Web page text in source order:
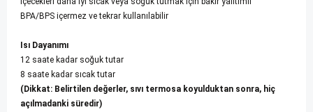
BPA/BPS içermez ve tekrar kullanılabilir
Isı Dayanımı
12 saate kadar soğuk tutar
8 saate kadar sıcak tutar
(Dikkat: Belirtilen değerler, sıvı termosa koyulduktan sonra, hiç
açılmadanki süredir)